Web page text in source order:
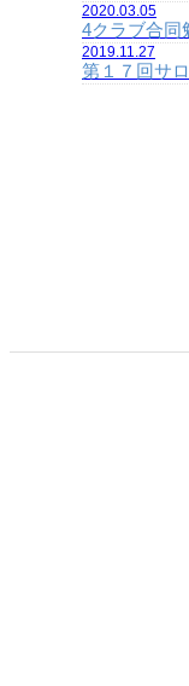
2020.03.05
4クラブ合同
2019.11.27
第１７回サ